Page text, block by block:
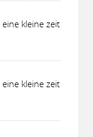
kleine zeit
kleine zeit